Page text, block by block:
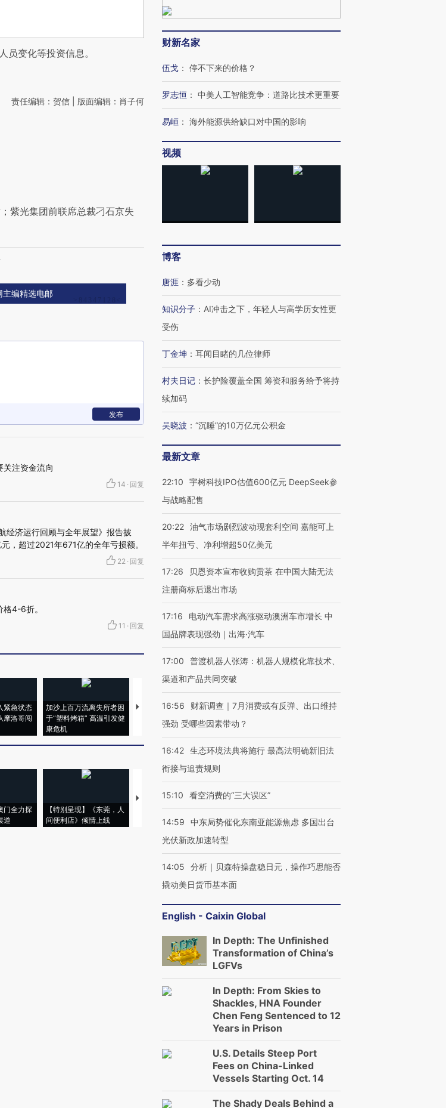
员变化等投资信息。
责任编辑：贺信 | 版面编辑：肖子何
紫光集团前联席总裁刁石京失
主编精选电邮
发布
注资金流向
14 · 回复
经济运行回顾与全年展望》报告披
，超过2021年671亿的全年亏损额。
22 · 回复
4-6折。
11 · 回复
紧急状态
摩洛哥闯
加沙上百万流离失所者困
于“塑料烤箱” 高温引发健
康危机
视线｜HYROX的吸金
术：是什么让中产们甘
心“花钱找虐”？
马航飞行员跨国走私7万
粒摇头丸 尿检体内含3种
毒品
视线｜被称为“蟑螂”的印
门全力探
道
【特别呈现】《东莞，人
间便利店》倾情上线
【推广】走进第四届链博
会，让数智科技“链”接产
【特别呈现】寻找100种
有意思的生活方式·第三对
CFO：不靠规模取胜，华
住三大增长引擎是什么？
财新名家
伍戈 ： 停不下来的价格？
罗志恒 ： 中美人工智能竞争：道路比技术更重要
易峘 ： 海外能源供给缺口对中国的影响
视频
博客
唐涯 ： 多看少动
知识分子 ： AI冲击之下，年轻人与高学历女性更
受伤
丁金坤 ： 耳闻目睹的几位律师
村夫日记 ： 长护险覆盖全国 筹资和服务给予将持
续加码
吴晓波 ： “沉睡”的10万亿元公积金
最新文章
22:10
宇树科技IPO估值600亿元 DeepSeek参
与战略配售
20:22 油气市场剧烈波动现套利空间 嘉能可上
半年扭亏、净利增超50亿美元
17:26
贝恩资本宣布收购贡茶 在中国大陆无法
注册商标后退出市场
17:16
电动汽车需求高涨驱动澳洲车市增长 中
国品牌表现强劲｜出海·汽车
17:00
普渡机器人张涛：机器人规模化靠技术、
渠道和产品共同突破
16:56
财新调查｜7月消费或有反弹、出口维持
强劲 受哪些因素带动？
16:42 生态环境法典将施行 最高法明确新旧法
衔接与追责规则
15:10 看空消费的“三大误区”
14:59
中东局势催化东南亚能源焦虑 多国出台
光伏新政加速转型
14:05
分析｜贝森特操盘稳日元，操作巧思能否
撬动美日货币基本面
English - Caixin Global
In Depth: The Unfinished
Transformation of China’s
LGFVs
In Depth: From Skies to
Shackles, HNA Founder
Chen Feng Sentenced to 12
Years in Prison
U.S. Details Steep Port
Fees on China-Linked
Vessels Starting Oct. 14
The Shady Deals Behind a